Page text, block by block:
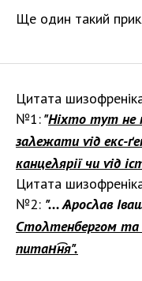
Ще один такий
Цитата
№1:"Ніхто тут не
заλежати ѵід екс-
канцеλярії чи ѵід
Цитата
№2: "... Ѧросλав
Стоλтенбергом та
питан͡ня".